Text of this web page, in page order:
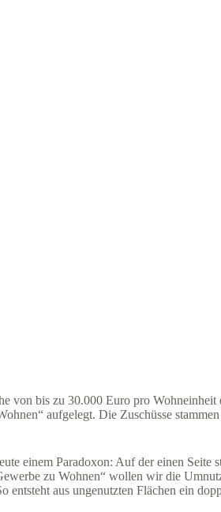
von bis zu 30.000 Euro pro Wohneinheit
aufgelegt. Die Zuschüsse
einem Paradoxon: Auf der einen Seite
zu Wohnen“ wollen wir die
aus ungenutzten Flächen ein